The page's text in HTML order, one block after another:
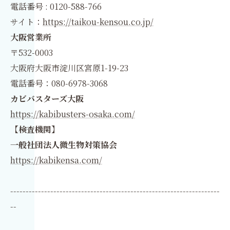
電話番号 : 0120-588-766
サイト： https://taikou-kensou.co.jp/
大阪営業所
〒532-0003
大阪府大阪市淀川区宮原1-19-23
電話番号：080-6978-3068
カビバスターズ大阪
https://kabibusters-osaka.com/
【検査機関】
一般社団法人微生物対策協会
https://kabikensa.com/
--------------------------------------------------------------------
--